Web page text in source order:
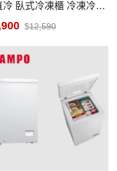
冷 臥式冷凍櫃 冷凍冷藏
切換 急速冷凍 3段溫控
12,590